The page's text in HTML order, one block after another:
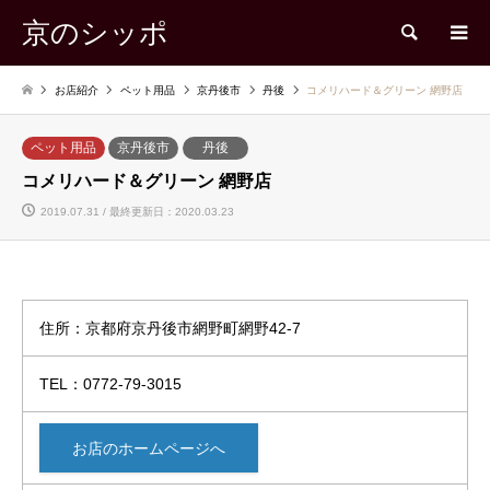
京のシッポ 検索
お店紹介 ペット用品 京丹後市 丹後 コメリハード＆グリーン 網野店
ペット用品 京丹後市 丹後
コメリハード＆グリーン 網野店
2019.07.31 / 最終更新日：2020.03.23
住所：京都府京丹後市網野町網野42-7
TEL：0772-79-3015
お店のホームページへ